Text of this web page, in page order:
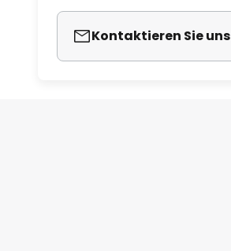
Kontaktieren Sie uns